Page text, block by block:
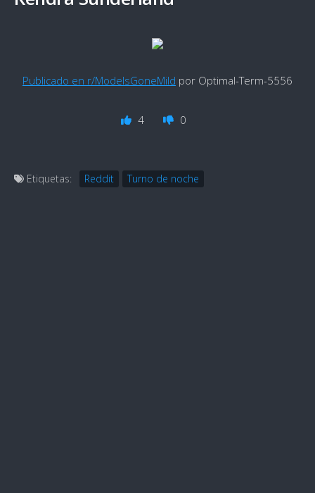
Publicado en r/ModelsGoneMild por Optimal-Term-5556
4 0
Etiquetas: Reddit Turno de noche